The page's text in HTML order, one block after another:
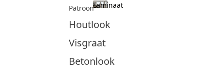
Patroon
Houtlook
Visgraat
Betonlook
Laminaat